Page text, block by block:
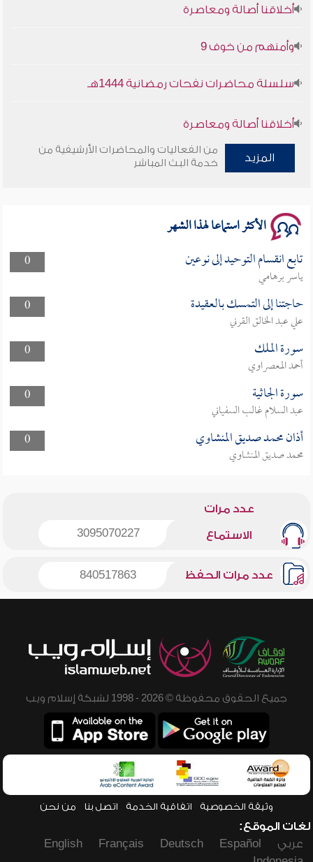
أخلاقنا أصالة ومعاصرة
وأمنهم من خوف 9
سلسلة محاضرات نفحات رمضانية 1444هـ
أخلاقنا أصالة ومعاصرة
وأمنهم من خوف 9
المزيد
من الفعاليات والمحاضرات الأرشيفية من
خدمة البث المباشر
الأكثر استماعا لهذا الشهر
0 تابع انقسام التوحيد إلى نوعين
ياسر برهامي
0
حاجتنا إلى التمسك بالعقيدة
علي عبد الخالق القرني
0
سورة الملك
أحمد المعصراوي
0
سورة الجاثية
عبد السلام غالب السفياني
0
أذان محمد صديق المنشاوي
محمد صديق المنشاوي
عدد مرات
الاستماع 3095070227
عدد مرات الحفظ 840517863
جميع الحقوق محفوظة © 2026 - 1998 لشبكة إسلام ويب
وثيقة الخصوصية اتفاقية الخدمة اتصل بنا من نحن
لغات الموقع:
عربي
Español
Deutsch
Français
English